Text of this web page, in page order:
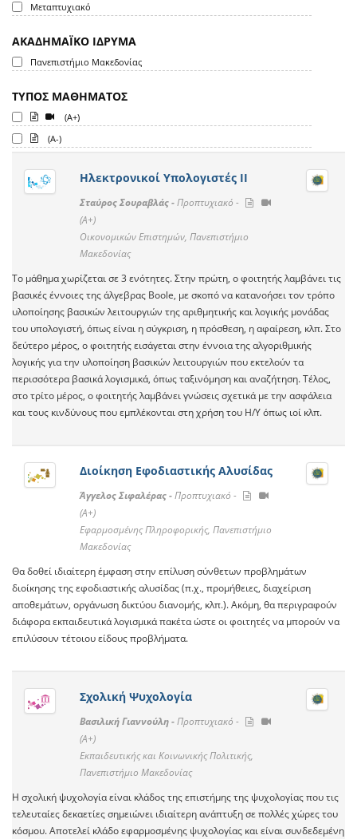
Μεταπτυχιακό
ΑΚΑΔΗΜΑΪΚΟ ΙΔΡΥΜΑ
Πανεπιστήμιο Μακεδονίας
ΤΥΠΟΣ ΜΑΘΗΜΑΤΟΣ
(A+)
(A-)
Ηλεκτρονικοί Υπολογιστές ΙΙ
Σταύρος Σουραβλάς -Προπτυχιακό -
(A+)
Οικονομικών Επιστημών, Πανεπιστήμιο
Μακεδονίας
Το μάθημα χωρίζεται σε 3 ενότητες. Στην πρώτη, ο φοιτητής λαμβάνει τις
βασικές έννοιες της άλγεβρας Boole, με σκοπό να κατανοήσει τον τρόπο
υλοποίησης βασικών λειτουργιών της αριθμητικής και λογικής μονάδας
του υπολογιστή, όπως είναι η σύγκριση, η πρόσθεση, η αφαίρεση, κλπ. Στο
δεύτερο μέρος, ο φοιτητής εισάγεται στην έννοια της αλγοριθμικής
λογικής για την υλοποίηση βασικών λειτουργιών που εκτελούν τα
περισσότερα βασικά λογισμικά, όπως ταξινόμηση και αναζήτηση. Τέλος,
στο τρίτο μέρος, ο φοιτητής λαμβάνει γνώσεις σχετικά με την ασφάλεια
και τους κινδύνους που εμπλέκονται στη χρήση του Η/Υ όπως ιοί κλπ.
Διοίκηση Εφοδιαστικής Αλυσίδας
Άγγελος Σιφαλέρας -Προπτυχιακό -
(A+)
Εφαρμοσμένης Πληροφορικής, Πανεπιστήμιο
Μακεδονίας
Θα δοθεί ιδιαίτερη έμφαση στην επίλυση σύνθετων προβλημάτων
διοίκησης της εφοδιαστικής αλυσίδας (π.χ., προμήθειες, διαχείριση
αποθεμάτων, οργάνωση δικτύου διανομής, κλπ.). Ακόμη, θα περιγραφούν
διάφορα εκπαιδευτικά λογισμικά πακέτα ώστε οι φοιτητές να μπορούν να
επιλύσουν τέτοιου είδους προβλήματα.
Σχολική Ψυχολογία
Βασιλική Γιαννούλη -Προπτυχιακό -
(A+)
Εκπαιδευτικής και Κοινωνικής Πολιτικής,
Πανεπιστήμιο Μακεδονίας
Η σχολική ψυχολογία είναι κλάδος της επιστήμης της ψυχολογίας που τις
τελευταίες δεκαετίες σημειώνει ιδιαίτερη ανάπτυξη σε πολλές χώρες του
κόσμου. Αποτελεί κλάδο εφαρμοσμένης ψυχολογίας και είναι συνδεδεμένη